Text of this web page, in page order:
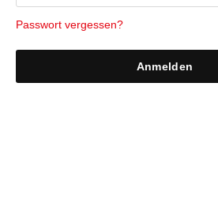
Passwort vergessen?
Anmelden